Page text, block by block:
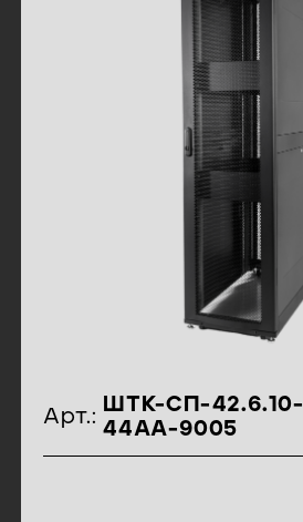
идентификаторы товара
Арт.:
ШТК-СП-42.6.10-
44АА-9005